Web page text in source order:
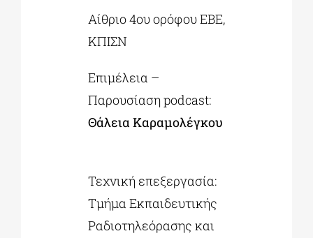
Αίθριο 4ου ορόφου ΕΒΕ,
ΚΠΙΣΝ
Επιμέλεια –
Παρουσίαση podcast:
Θάλεια Καραμολέγκου
Τεχνική επεξεργασία:
Τμήμα Εκπαιδευτικής
Ραδιοτηλεόρασης και